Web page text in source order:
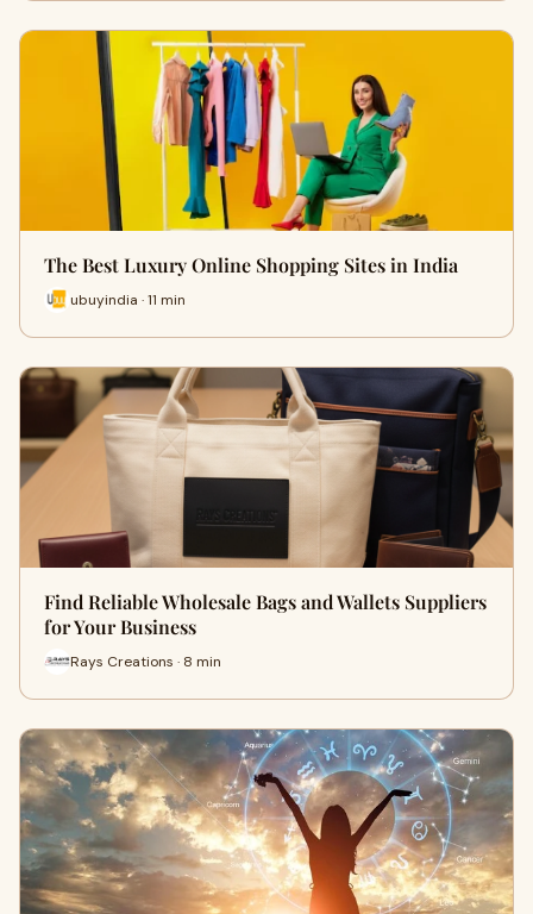
The Best Luxury Online Shopping Sites in India
ubuyindia · 11 min
Find Reliable Wholesale Bags and Wallets Suppliers
for Your Business
Rays Creations · 8 min